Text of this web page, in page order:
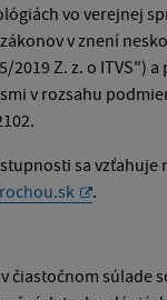
vo verejnej
v znení
2019 Z. z. o ITVS")
v rozsahu
sa vzťahuje
.
čiastočnom súlade